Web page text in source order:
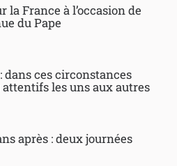
France à l’occasion de
du Pape
ces circonstances
les uns aux autres
après : deux journées